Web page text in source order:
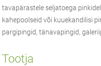
tavapärastele seljatoega
kahepoolseid või kuuekandilisi
pargipingid, tänavapingid,
Tootja